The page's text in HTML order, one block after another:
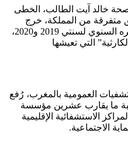
خالد آيت الطالب، الخطى
متفرقة من المملكة، خرج
المجلس الأعلى للحسابات في تقريره السنوي لسنتي 2019 و2020،
التي تعيشها
العمومية بالمغرب، رُفع
ما يقارب عشرين مؤسسة
الاستشفائية الإقليمية
الاجتماعية.